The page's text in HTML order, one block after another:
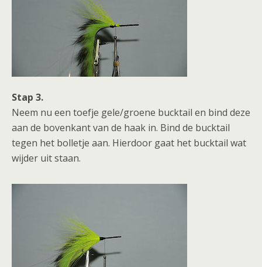
Stap 3.
Neem nu een toefje gele/groene bucktail en bind deze
aan de bovenkant van de haak in. Bind de bucktail
tegen het bolletje aan. Hierdoor gaat het bucktail wat
wijder uit staan.